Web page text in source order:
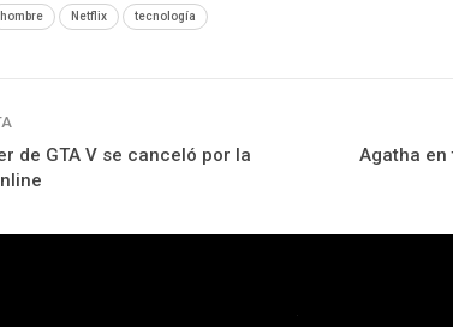
hombre Netflix tecnología
de GTA V se canceló por la
Agatha